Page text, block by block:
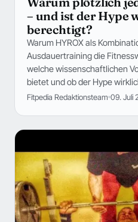
– und ist der Hype
berechtigt?
Warum HYROX als
Ausdauertraining die
welche wissenschaftlichen
bietet und ob der Hype
Fitpedia Redaktionsteam 09. Juli